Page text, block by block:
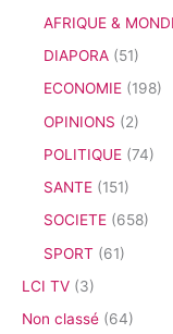
AFRIQUE &
DIAPORA (51)
ECONOMIE (198)
OPINIONS (2)
POLITIQUE (74)
SANTE (151)
SOCIETE (658)
SPORT (61)
LCI TV (3)
Non classé (64)